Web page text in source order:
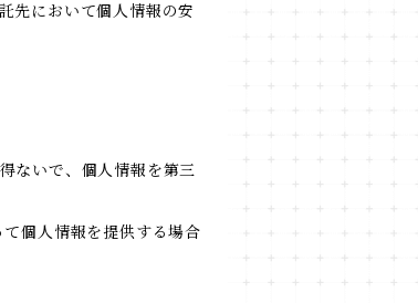
先において個人情報の安
ないで、個人情報を第三
個人情報を提供する場合